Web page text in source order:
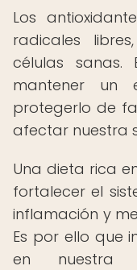
Los
radicales
células sanas.
mantener un
protegerlo de
afectar nuestra
Una dieta rica
fortalecer el
inflamación y
Es por ello que
en nuestra